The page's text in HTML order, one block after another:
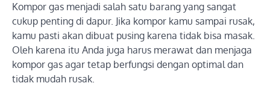
Kompor gas menjadi salah satu barang yang sangat
cukup penting di dapur. Jika kompor kamu sampai rusak,
kamu pasti akan dibuat pusing karena tidak bisa masak.
Oleh karena itu Anda juga harus merawat dan menjaga
kompor gas agar tetap berfungsi dengan optimal dan
tidak mudah rusak.